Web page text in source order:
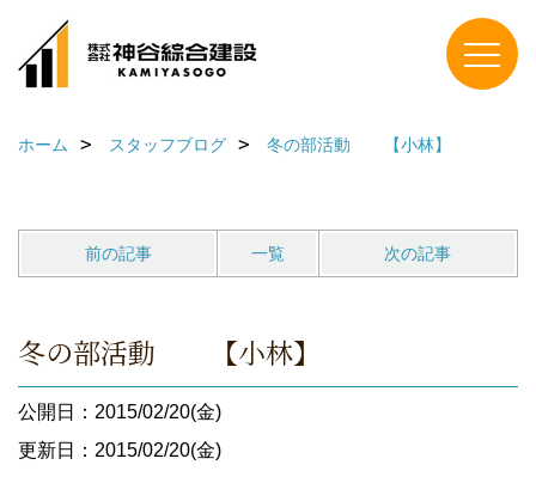
ホーム スタッフブログ 冬の部活動 【小林】
前の記事 一覧 次の記事
冬の部活動 【小林】
公開日：2015/02/20(金)
更新日：2015/02/20(金)